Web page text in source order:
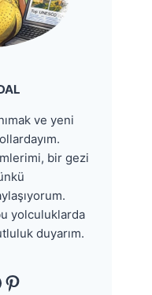
ve yeni
bir gezi
yolculuklarda
duyarım.
Pinterest